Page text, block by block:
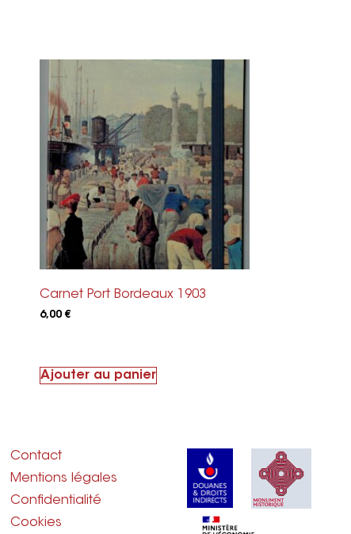
Carnet Port Bordeaux 1903
6,00€
Ajouter au panier
Contact
Mentions légales
Confidentialité
Cookies